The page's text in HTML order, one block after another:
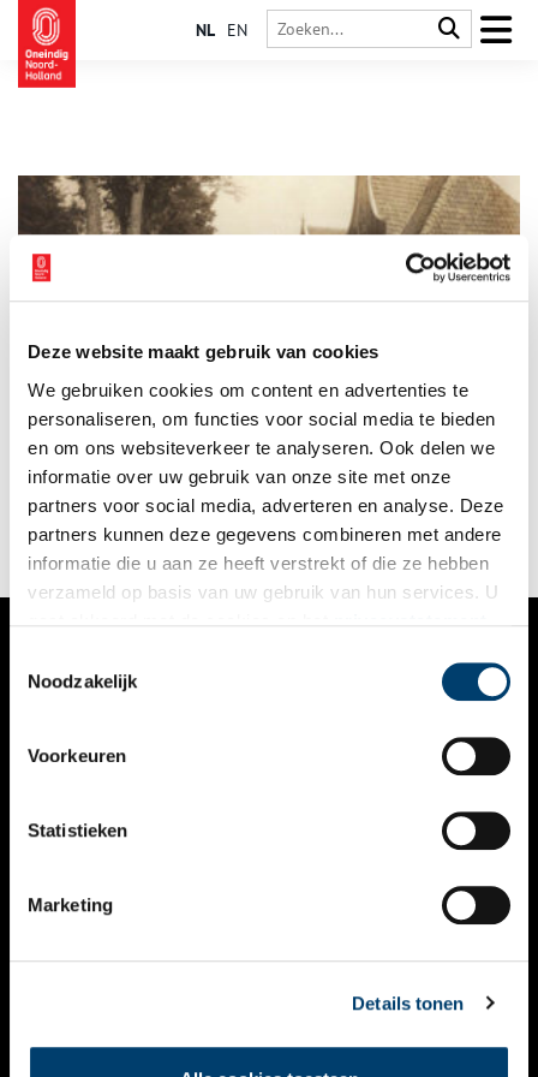
Deze website maakt gebruik van cookies
We gebruiken cookies om content en advertenties te
personaliseren, om functies voor social media te bieden
en om ons websiteverkeer te analyseren. Ook delen we
informatie over uw gebruik van onze site met onze
partners voor social media, adverteren en analyse. Deze
partners kunnen deze gegevens combineren met andere
informatie die u aan ze heeft verstrekt of die ze hebben
verzameld op basis van uw gebruik van hun services. U
Noodzakelijk
Voorkeuren
Statistieken
Marketing
Details tonen
NL EN
Straatnamen vertellen veel over de historie van een plaats.
Vroeger werden ze afgeleid van herkenningstekens, bekende
gebouwen of oude ambachten. Later ontstonden er wijken met
thema’s, zoals bomen, zeehelden of het koningshuis. Wat
vertellen de meest voorkomende straatnamen ons over hun
geschiedenis? En wat zijn eigenlijk de langste en kortste
straatnamen van Noord-Holland?
VERHALEN
KALENDER
THEMA’S
VIDEO’S
CONTACT